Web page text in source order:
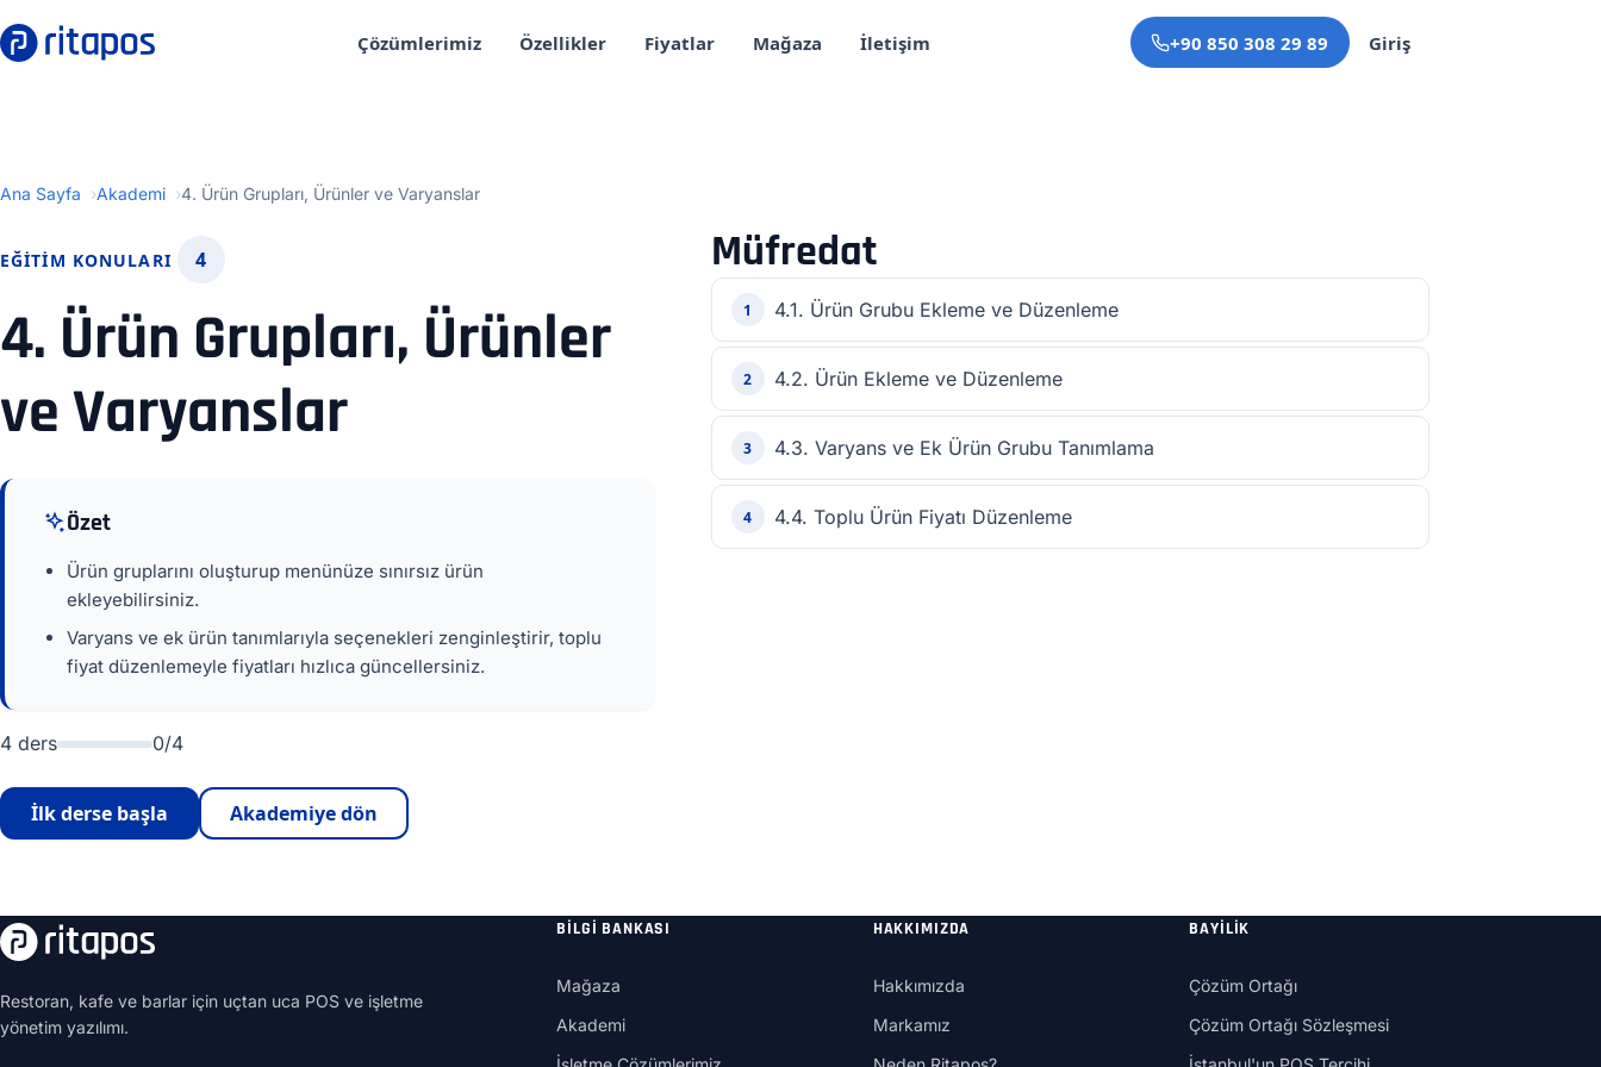
Çözümlerimiz Özellikler Fiyatlar Mağaza İletişim +90 850 308 29 89 Giriş
Ana Sayfa Akademi 4. Ürün Grupları, Ürünler ve Varyanslar
EĞITIM KONULARI 4
4. Ürün Grupları, Ürünler
ve Varyanslar
Özet
Ürün gruplarını oluşturup menünüze sınırsız ürün
ekleyebilirsiniz.
Varyans ve ek ürün tanımlarıyla seçenekleri zenginleştirir, toplu
fiyat düzenlemeyle fiyatları hızlıca güncellersiniz.
4 ders 0/4
İlk derse başla Akademiye dön
Müfredat
1 4.1. Ürün Grubu Ekleme ve Düzenleme
2 4.2. Ürün Ekleme ve Düzenleme
3 4.3. Varyans ve Ek Ürün Grubu Tanımlama
4 4.4. Toplu Ürün Fiyatı Düzenleme
Restoran, kafe ve barlar için uçtan uca POS ve işletme
yönetim yazılımı.
BILGI BANKASI
Mağaza
Akademi
HAKKIMIZDA
Hakkımızda
Markamız
BAYILIK
Çözüm Ortağı
Çözüm Ortağı Sözleşmesi